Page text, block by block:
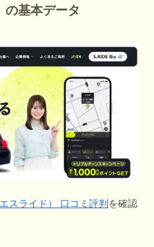
の基本データ
スライド） 口コミ評判 を確認